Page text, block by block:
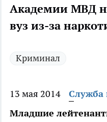
Академии МВД
вуз из-за
Криминал
13 мая 2014
Служба
Младшие